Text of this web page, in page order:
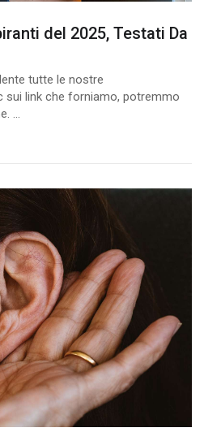
del 2025, Testati Da
tutte le nostre
sui link che forniamo, potremmo
...